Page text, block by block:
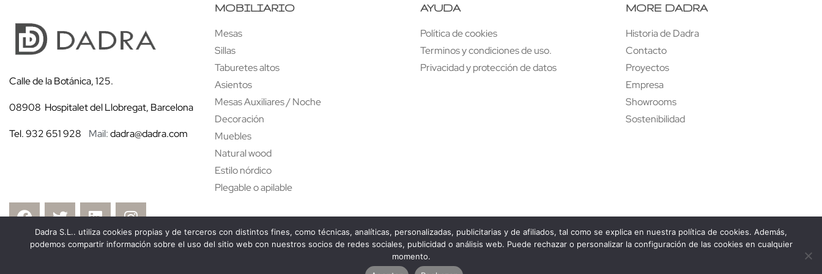
Calle de la Botánica, 125.
08908 Hospitalet del Llobregat, Barcelona
Tel. 932 651 928 Mail:dadra@dadra.com
MOBILIARIO
Mesas
Sillas
Taburetes altos
Asientos
Mesas Auxiliares / Noche
Decoración
Muebles
Natural wood
Estilo nórdico
Plegable o apilable
AYUDA
Política de cookies
Terminos y condiciones de uso.
Privacidad y protección de datos
MORE DADRA
Historia de Dadra
Contacto
Proyectos
Empresa
Showrooms
Sostenibilidad
Dadra
isita
Dadra S.L.. utiliza cookies propias y de terceros con distintos fines, como técnicas, analíticas, personalizadas, publicitarias y de afiliados, tal como se explica en nuestra política de cookies. Además,
podemos compartir información sobre el uso del sitio web con nuestros socios de redes sociales, publicidad o análisis web. Puede rechazar o personalizar la configuración de las cookies en cualquier
momento.